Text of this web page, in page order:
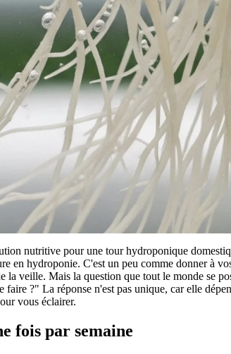
nutritive pour une tour hydroponique
en hydroponie. C'est un peu comme donner à
la veille. Mais la question que tout le monde se
faire ?" La réponse n'est pas unique, car elle
vous éclairer.
fois par semaine